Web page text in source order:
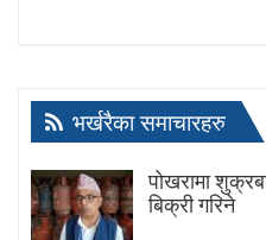
भर्खरैका समाचारहरु
पोखरामा
बिक्री गरिने